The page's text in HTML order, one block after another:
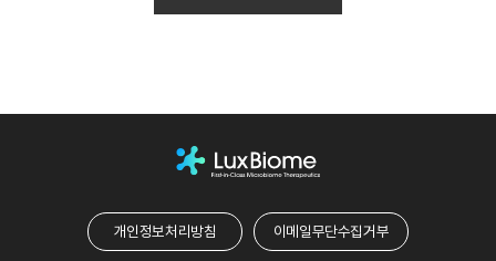
개인정보처리방침 이메일무단수집거부